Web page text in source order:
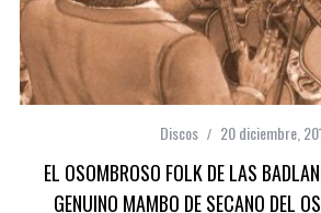
Discos 20 diciembre,
EL OSOMBROSO FOLK DE LAS
GENUINO MAMBO DE SECANO DEL